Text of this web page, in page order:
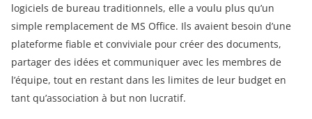
logiciels de bureau traditionnels, elle a voulu plus qu’un
simple remplacement de MS Office. Ils avaient besoin d’une
plateforme fiable et conviviale pour créer des documents,
partager des idées et communiquer avec les membres de
l’équipe, tout en restant dans les limites de leur budget en
tant qu’association à but non lucratif.